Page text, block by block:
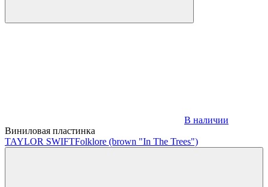
В наличии
Виниловая пластинка
TAYLOR SWIFTFolklore (brown "In The Trees")